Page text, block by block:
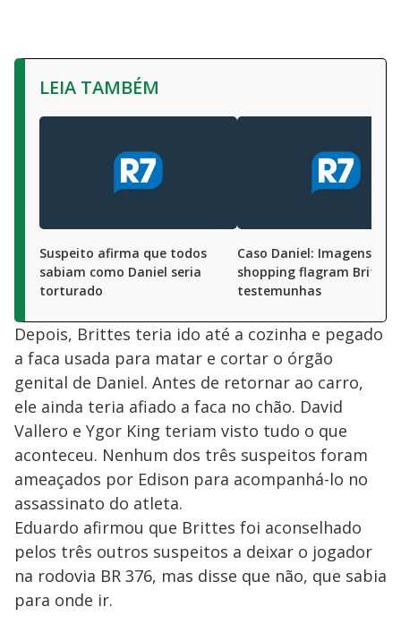
LEIA TAMBÉM
Suspeito afirma que todos
sabiam como Daniel seria
torturado
Caso Daniel: Imagens em
shopping flagram Brittes
testemunhas
Depois, Brittes teria ido até a cozinha e pegado
a faca usada para matar e cortar o órgão
genital de Daniel. Antes de retornar ao carro,
ele ainda teria afiado a faca no chão. David
Vallero e Ygor King teriam visto tudo o que
aconteceu. Nenhum dos três suspeitos foram
ameaçados por Edison para acompanhá-lo no
assassinato do atleta.
Eduardo afirmou que Brittes foi aconselhado
pelos três outros suspeitos a deixar o jogador
na rodovia BR 376, mas disse que não, que sabia
para onde ir.